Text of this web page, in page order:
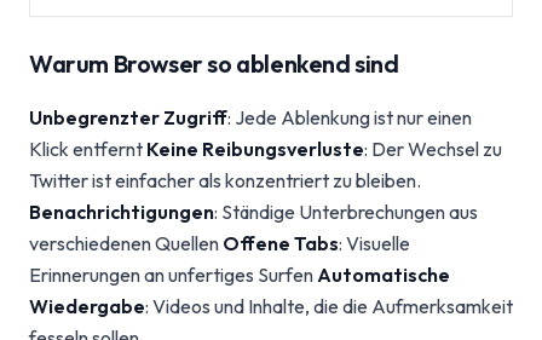
Warum Browser so ablenkend sind
Unbegrenzter Zugriff: Jede Ablenkung ist nur einen
Klick entfernt Keine Reibungsverluste: Der Wechsel zu
Twitter ist einfacher als konzentriert zu bleiben.
Benachrichtigungen: Ständige Unterbrechungen aus
verschiedenen Quellen Offene Tabs: Visuelle
Erinnerungen an unfertiges SurfenAutomatische
Wiedergabe: Videos und Inhalte, die die Aufmerksamkeit